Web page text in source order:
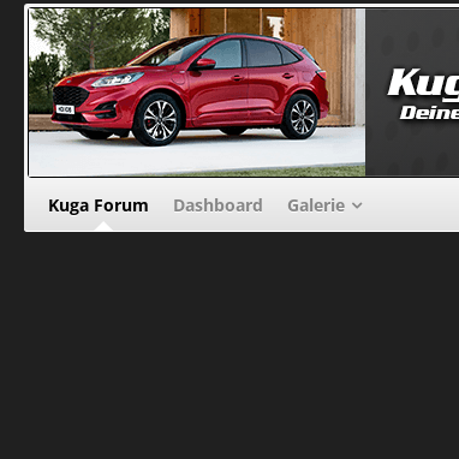
Kuga Forum Dashboard Galerie